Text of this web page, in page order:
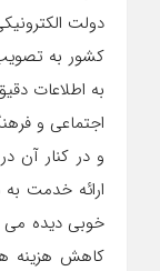
دولت
کشور به
به اطلاعات
اجتماعی و
و در کنار آن
ارائه خدمت
خوبی دیده می
کاهش هزینه